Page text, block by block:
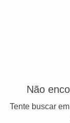
Não
Tente buscar